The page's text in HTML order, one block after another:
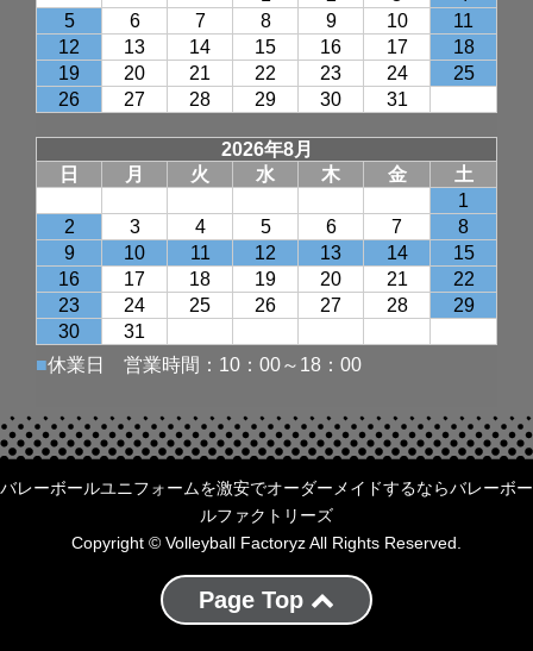
バレーボールユニフォームを激安でオーダーメイドするならバレーボー
ルファクトリーズ
Copyright © Volleyball Factoryz All Rights Reserved.
Page Top